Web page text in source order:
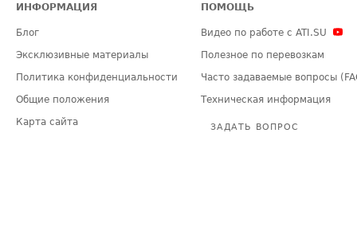
ИНФОРМАЦИЯ
Блог
Эксклюзивные материалы
Политика конфиденциальности
Общие положения
Карта сайта
ПОМОЩЬ
Видео по работе с ATI.SU
Полезное по перевозкам
Часто задаваемые вопросы
Техническая информация
ЗАДАТЬ ВОПРОС